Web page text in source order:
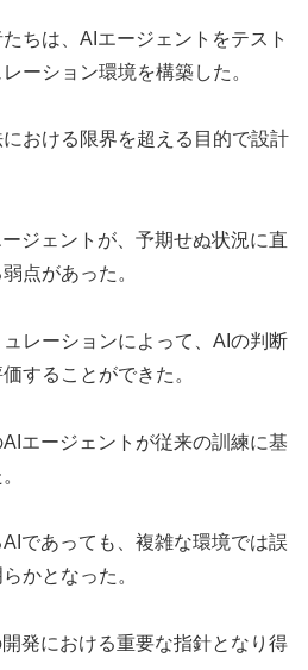
ちは、AIエージェントをテスト
ーション環境を構築した。
おける限界を超える目的で設計
ジェントが、予期せぬ状況に直
点があった。
レーションによって、AIの判断
することができた。
エージェントが従来の訓練に基
であっても、複雑な環境では誤
かとなった。
発における重要な指針となり得